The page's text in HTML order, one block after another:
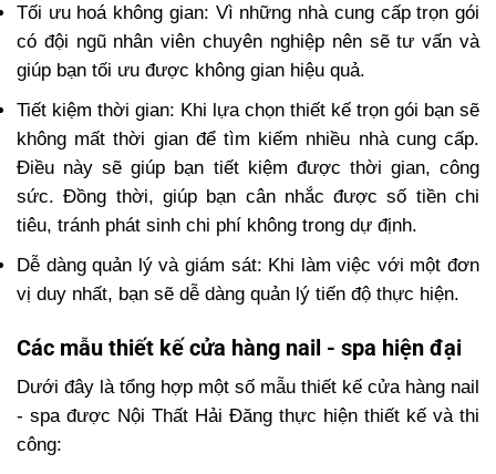
Tối ưu hoá không gian: Vì những nhà cung cấp trọn gói
có đội ngũ nhân viên chuyên nghiệp nên sẽ tư vấn và
giúp bạn tối ưu được không gian hiệu quả.
Tiết kiệm thời gian: Khi lựa chọn thiết kế trọn gói bạn sẽ
không mất thời gian để tìm kiếm nhiều nhà cung cấp.
Điều này sẽ giúp bạn tiết kiệm được thời gian, công
sức. Đồng thời, giúp bạn cân nhắc được số tiền chi
tiêu, tránh phát sinh chi phí không trong dự định.
Dễ dàng quản lý và giám sát: Khi làm việc với một đơn
vị duy nhất, bạn sẽ dễ dàng quản lý tiến độ thực hiện.
Các mẫu thiết kế cửa hàng nail - spa hiện đại
Dưới đây là tổng hợp một số mẫu thiết kế cửa hàng nail
- spa được Nội Thất Hải Đăng thực hiện thiết kế và thi
công: